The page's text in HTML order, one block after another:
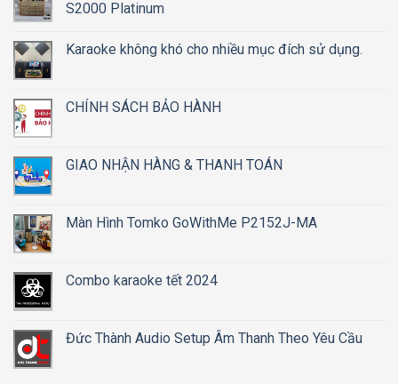
S2000 Platinum
Karaoke không khó cho nhiều mục đích sử dụng.
CHÍNH SÁCH BẢO HÀNH
GIAO NHẬN HÀNG & THANH TOÁN
Màn Hình Tomko GoWithMe P2152J-MA
Combo karaoke tết 2024
Đức Thành Audio Setup Âm Thanh Theo Yêu Cầu